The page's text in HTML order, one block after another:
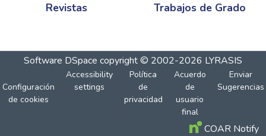
Revistas Trabajos de Grado
Software DSpace copyright © 2002-2026 LYRASIS
Configuración
de cookies
Accessibility
settings
Política
de
privacidad
Acuerdo
de
usuario
final
Enviar
Sugerencias
COAR Notify